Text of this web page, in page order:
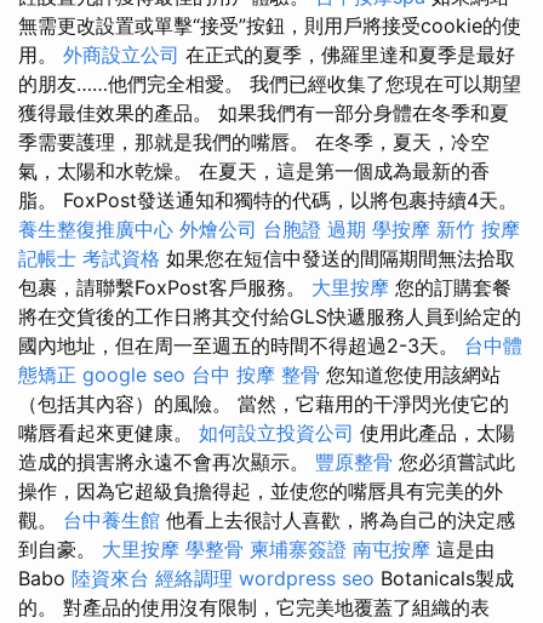
無需更改設置或單擊“接受”按鈕，則用戶將接受cookie的使
用。 外商設立公司 在正式的夏季，佛羅里達和夏季是最好
的朋友……他們完全相愛。 我們已經收集了您現在可以期望
獲得最佳效果的產品。 如果我們有一部分身體在冬季和夏
季需要護理，那就是我們的嘴唇。 在冬季，夏天，冷空
氣，太陽和水乾燥。 在夏天，這是第一個成為最新的香
脂。 FoxPost發送通知和獨特的代碼，以將包裹持續4天。
養生整復推廣中心 外燴公司 台胞證 過期 學按摩 新竹 按摩
記帳士 考試資格 如果您在短信中發送的間隔期間無法拾取
包裹，請聯繫FoxPost客戶服務。 大里按摩 您的訂購套餐
將在交貨後的工作日將其交付給GLS快遞服務人員到給定的
國內地址，但在周一至週五的時間不得超過2-3天。 台中體
態矯正 google seo 台中 按摩 整骨 您知道您使用該網站
（包括其內容）的風險。 當然，它藉用的干淨閃光使它的
嘴唇看起來更健康。 如何設立投資公司 使用此產品，太陽
造成的損害將永遠不會再次顯示。 豐原整骨 您必須嘗試此
操作，因為它超級負擔得起，並使您的嘴唇具有完美的外
觀。 台中養生館 他看上去很討人喜歡，將為自己的決定感
到自豪。 大里按摩 學整骨 柬埔寨簽證 南屯按摩 這是由
Babo 陸資來台 經絡調理 wordpress seo Botanicals製成
的。 對產品的使用沒有限制，它完美地覆蓋了組織的表